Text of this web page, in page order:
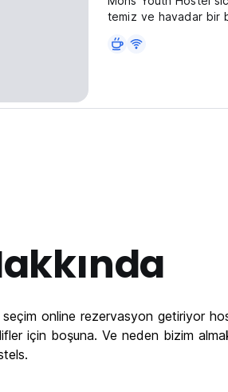
temiz ve havadar bir
online rezervasyon getiriyor
için boşuna. Ve neden bizim